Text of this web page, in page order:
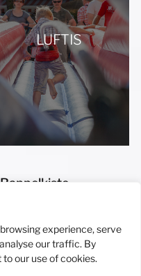
experience, serve
our traffic. By
our use of cookies.
LUFTIS
00 550
rappelkiste.de